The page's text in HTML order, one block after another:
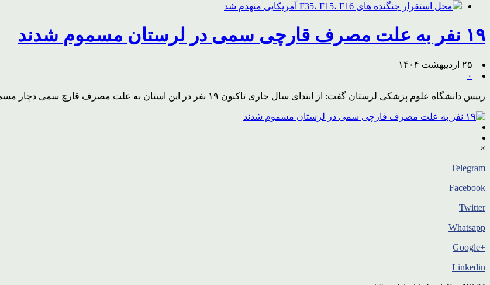
محل استقرار جنگنده های F35، F15، F16 آمریکایی منهدم شد
۱۹ نفر به علت مصرف قارچی سمی در لرستان مسموم شدند
۲۵ اردیبهشت ۱۴۰۴
۰
رییس دانشگاه علوم پزشکی لرستان گفت: از ابتدای سال جاری تاکنون ۱۹ نفر در این استان به علت مصرف قارچ سمی دچار مسمومیت شدند.
×
Telegram
Facebook
Twitter
Whatsapp
+Google
Linkedin